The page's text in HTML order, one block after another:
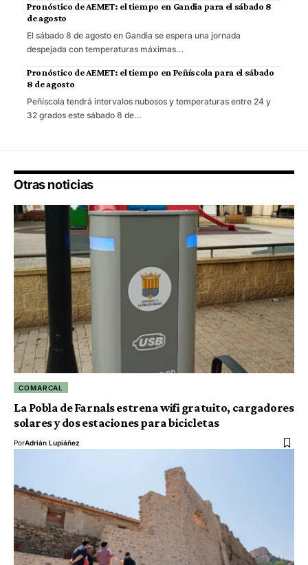
Pronóstico de AEMET: el tiempo en Gandia para el sábado 8
de agosto
El sábado 8 de agosto en Gandia se espera una jornada
despejada con temperaturas máximas…
Pronóstico de AEMET: el tiempo en Peñíscola para el sábado
8 de agosto
Peñíscola tendrá intervalos nubosos y temperaturas entre 24 y
32 grados este sábado 8 de…
Otras noticias
COMARCAL
La Pobla de Farnals estrena wifi gratuito, cargadores
solares y dos estaciones para bicicletas
PorAdrián Lupiáñez